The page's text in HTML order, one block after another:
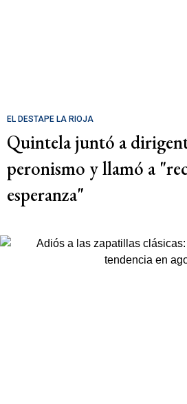
EL DESTAPE LA RIOJA
Quintela juntó a
peronismo y llamó a
esperanza"